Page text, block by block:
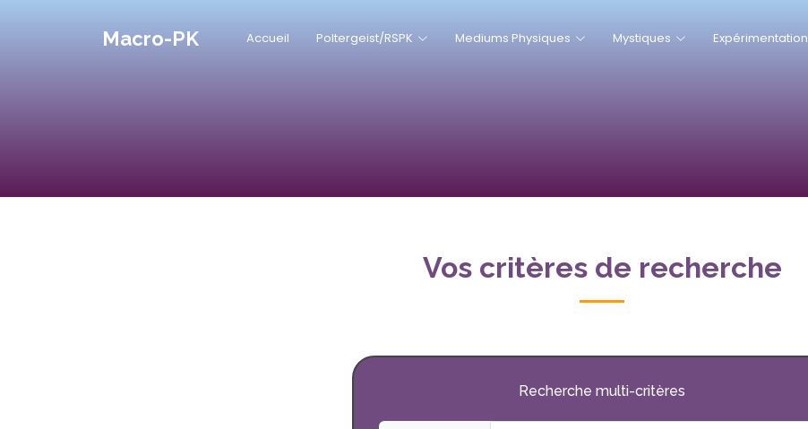
Macro-PK Accueil Poltergeist/RSPK Mediums Physiques Mystiques Expérimentation
Vos critères de recherche
Recherche multi-critères